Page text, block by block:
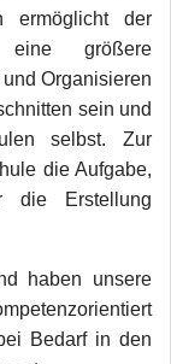
ermöglicht der
eine größere
Organisieren
sein und
selbst. Zur
die Aufgabe,
die Erstellung
haben unsere
Bedarf in den